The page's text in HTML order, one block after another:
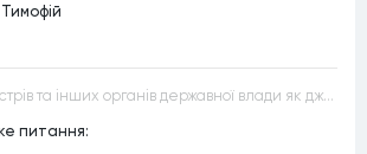
Акти Кабінету Міністрів та інших органів державної влади як джерела конституційного права
питання: